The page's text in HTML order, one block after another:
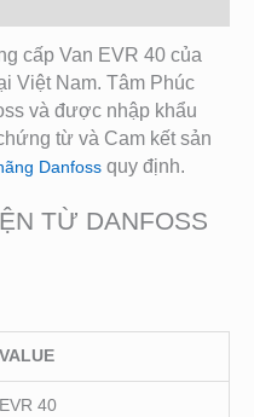
cấp Van EVR 40 của
Việt Nam. Tâm Phúc
và được nhập khẩu
từ và Cam kết sản
Danfoss quy định.
TỪ DANFOSS
VALUE
EVR 40